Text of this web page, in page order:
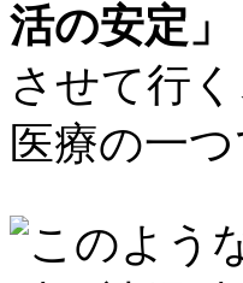
活の安定
させて行
医療の一つ